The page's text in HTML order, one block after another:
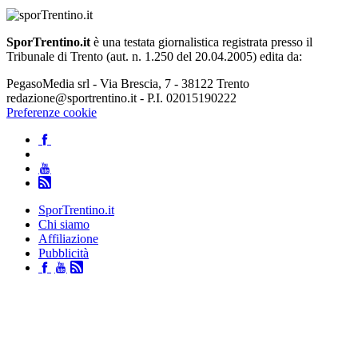
SporTrentino.it è una testata giornalistica registrata presso il
Tribunale di Trento (aut. n. 1.250 del 20.04.2005) edita da:
PegasoMedia srl - Via Brescia, 7 - 38122 Trento
redazione@sportrentino.it - P.I. 02015190222
Preferenze cookie
SporTrentino.it
Chi siamo
Affiliazione
Pubblicità